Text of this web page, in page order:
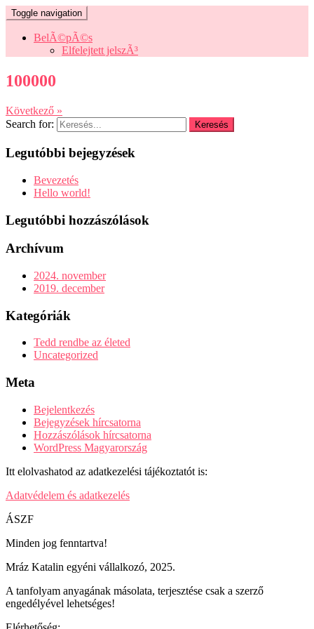
Toggle navigation
BelÃ©pÃ©s
Elfelejtett jelszÃ³
100000
Következő »
Search for:
Legutóbbi bejegyzések
Bevezetés
Hello world!
Legutóbbi hozzászólások
Archívum
2024. november
2019. december
Kategóriák
Tedd rendbe az életed
Uncategorized
Meta
Bejelentkezés
Bejegyzések hírcsatorna
Hozzászólások hírcsatorna
WordPress Magyarország
Itt elolvashatod az adatkezelési tájékoztatót is:
Adatvédelem és adatkezelés
ÁSZF
Minden jog fenntartva!
Mráz Katalin egyéni vállalkozó, 2025.
A tanfolyam anyagának másolata, terjesztése csak a szerző
engedélyével lehetséges!